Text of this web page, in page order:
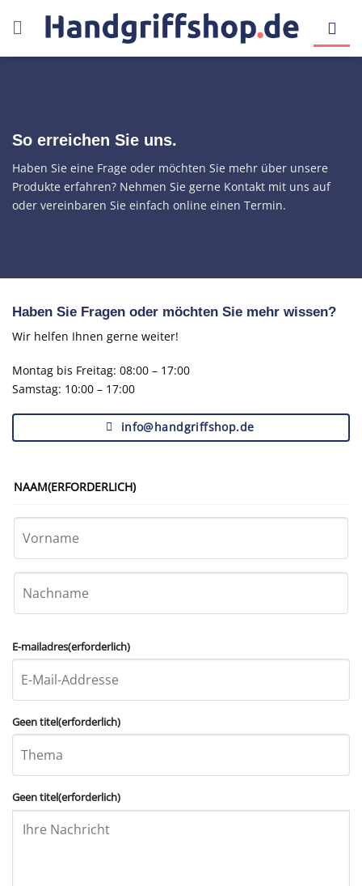
Inhalt
So erreichen Sie uns.
Haben Sie eine Frage oder möchten Sie mehr über unsere
Produkte erfahren? Nehmen Sie gerne Kontakt mit uns auf
oder vereinbaren Sie einfach online einen Termin.
Haben Sie Fragen oder möchten Sie mehr wissen?
Wir helfen Ihnen gerne weiter!
Montag bis Freitag: 08:00 – 17:00
Samstag: 10:00 – 17:00
info@handgriffshop.de
NAAM(ERFORDERLICH)
E-mailadres(erforderlich)
Geen titel(erforderlich)
Geen titel(erforderlich)